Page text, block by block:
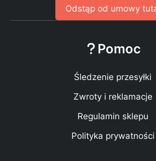
Odstąp od umowy
Pomoc
Śledzenie przesyłki
Zwroty i reklamacje
Regulamin sklepu
Polityka prywatności